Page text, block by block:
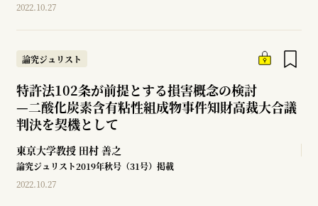
2022.10.27
論究ジュリスト
特許法102条が前提とする損害概念の検討
—二酸化炭素含有粘性組成物事件知財高裁大合議
判決を契機として
東京大学教授 田村 善之
論究ジュリスト2019年秋号（31号）掲載
2022.10.27